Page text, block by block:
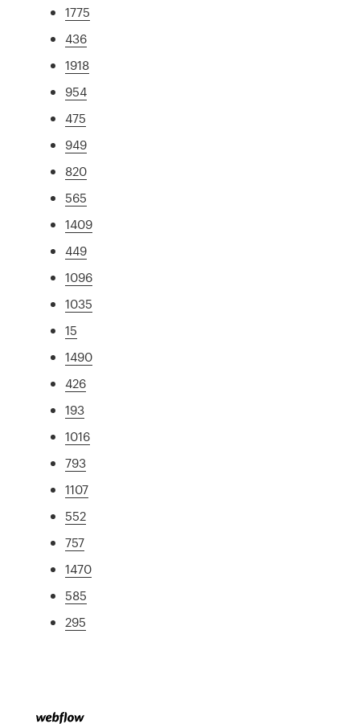
1775
436
1918
954
475
949
820
565
1409
449
1096
1035
15
1490
426
193
1016
793
1107
552
757
1470
585
295